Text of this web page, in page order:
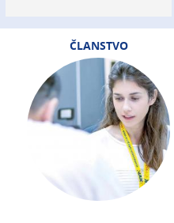
ČLANSTVO